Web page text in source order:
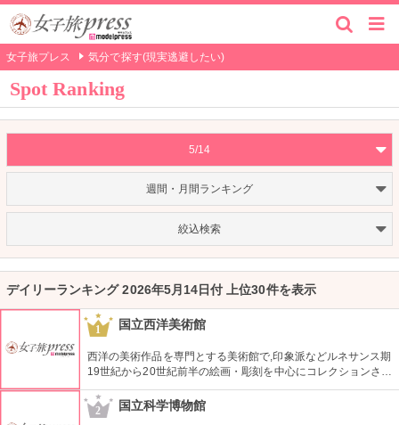
女子旅プレス 気分で探す(現実逃避したい)
Spot Ranking
5/14
週間・月間ランキング
絞込検索
デイリーランキング 2026年5月14日付 上位30件を表示
1 国立西洋美術館
西洋の美術作品を専門とする美術館で,印象派などルネサンス期
19世紀から20世紀前半の絵画・彫刻を中心にコレクションされ
ている。なかでも西洋のオールド・マスター（18世紀以前の画
家）たちの作品を見ることができる美術館としは日本有数。ロ
ダンの「考える人」はこちらで見れる。設計はル・コルビジェ
2 国立科学博物館